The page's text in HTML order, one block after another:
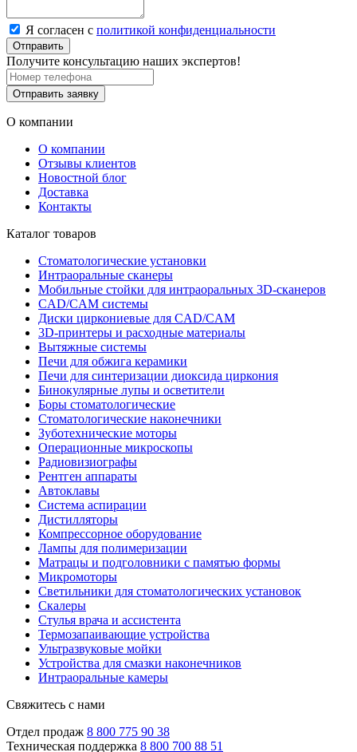
Я согласен с политикой конфиденциальности
Отправить
Получите консультацию наших экспертов!
Отправить заявку
О компании
О компании
Отзывы клиентов
Новостной блог
Доставка
Контакты
Каталог товаров
Стоматологические установки
Интраоральные сканеры
Мобильные стойки для интраоральных 3D-сканеров
CAD/CAM системы
Диски циркониевые для CAD/CAM
3D-принтеры и расходные материалы
Вытяжные системы
Печи для обжига керамики
Печи для синтеризации диоксида циркония
Бинокулярные лупы и осветители
Боры стоматологические
Стоматологические наконечники
Зуботехнические моторы
Операционные микроскопы
Радиовизиографы
Рентген аппараты
Автоклавы
Система аспирации
Дистилляторы
Компрессорное оборудование
Лампы для полимеризации
Матрацы и подголовники с памятью формы
Микромоторы
Светильники для стоматологических установок
Скалеры
Стулья врача и ассистента
Термозапаивающие устройства
Ультразвуковые мойки
Устройства для смазки наконечников
Интраоральные камеры
Свяжитесь с нами
Отдел продаж 8 800 775 90 38
Техническая поддержка 8 800 700 88 51